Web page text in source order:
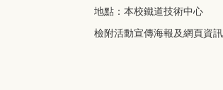
地點：本校鐵道技術中心
檢附活動宣傳海報及網頁資